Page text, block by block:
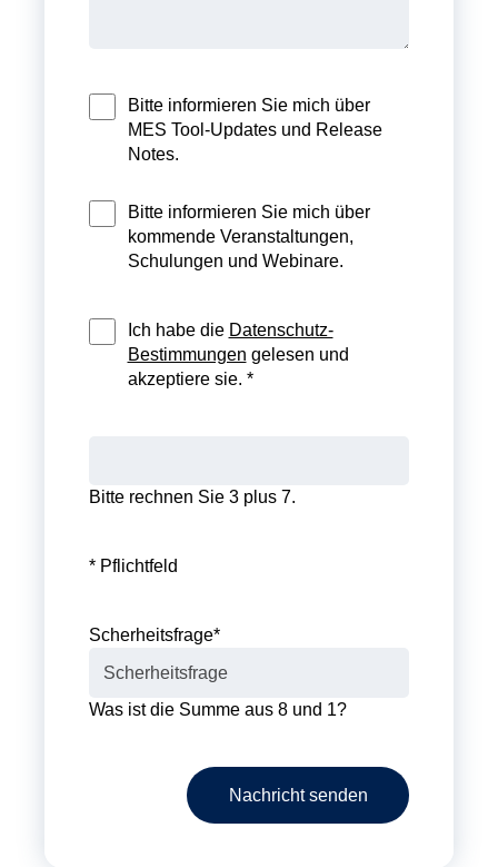
Bitte informieren Sie mich über
MES Tool-Updates und Release
Notes.
Bitte informieren Sie mich über
kommende Veranstaltungen,
Schulungen und Webinare.
Ich habe die Datenschutz-
Bestimmungen gelesen und
akzeptiere sie. *
Bitte rechnen Sie 3 plus 7.
* Pflichtfeld
Scherheitsfrage*
Was ist die Summe aus 8 und 1?
Nachricht senden